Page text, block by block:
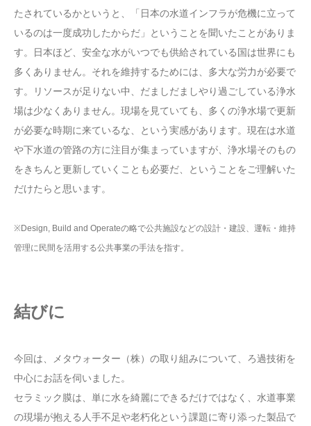
たされているかというと、「日本の水道インフラが危機に立って
いるのは一度成功したからだ」ということを聞いたことがありま
す。日本ほど、安全な水がいつでも供給されている国は世界にも
多くありません。それを維持するためには、多大な労力が必要で
す。リソースが足りない中、だましだましやり過ごしている浄水
場は少なくありません。現場を見ていても、多くの浄水場で更新
が必要な時期に来ているな、という実感があります。現在は水道
や下水道の管路の方に注目が集まっていますが、浄水場そのもの
をきちんと更新していくことも必要だ、ということをご理解いた
だけたらと思います。
※Design, Build and Operateの略で公共施設などの設計・建設、運転・維持
管理に民間を活用する公共事業の手法を指す。
結びに
今回は、メタウォーター（株）の取り組みについて、ろ過技術を
中心にお話を伺いました。
セラミック膜は、単に水を綺麗にできるだけではなく、水道事業
の現場が抱える人手不足や老朽化という課題に寄り添った製品で